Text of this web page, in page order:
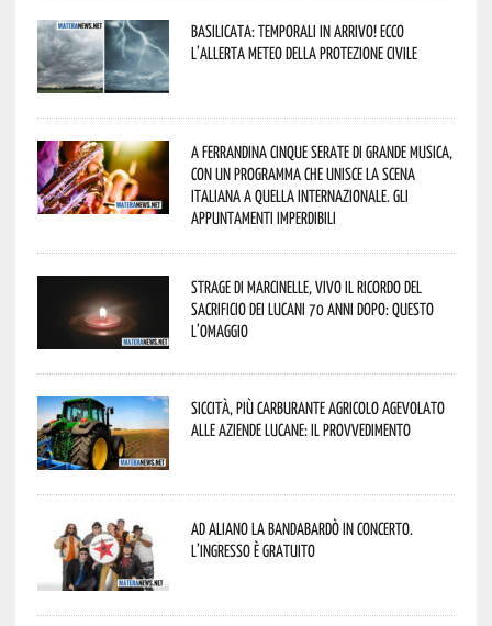
Basilicata: temporali in arrivo! Ecco
l’allerta meteo della Protezione civile
A Ferrandina cinque serate di grande musica,
con un programma che unisce la scena
italiana a quella internazionale. Gli
appuntamenti imperdibili
Strage di Marcinelle, vivo il ricordo del
sacrificio dei lucani 70 anni dopo: questo
l’omaggio
Siccità, più carburante agricolo agevolato
alle aziende lucane: il provvedimento
Ad Aliano la Bandabardò in concerto.
L’ingresso è gratuito